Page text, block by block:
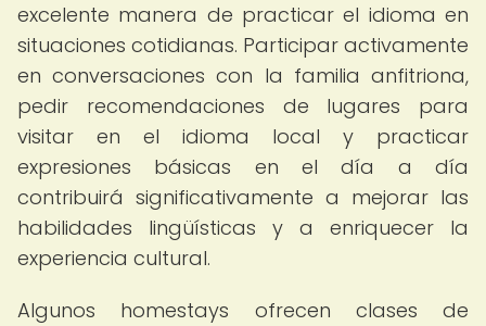
excelente manera de practicar el idioma en
situaciones cotidianas. Participar activamente
en conversaciones con la familia anfitriona,
pedir recomendaciones de lugares para
visitar en el idioma local y practicar
expresiones básicas en el día a día
contribuirá significativamente a mejorar las
habilidades lingüísticas y a enriquecer la
experiencia cultural.
Algunos homestays ofrecen clases de